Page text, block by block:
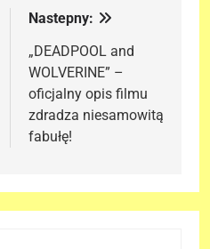
Nastepny:
„DEADPOOL and
WOLVERINE” –
oficjalny opis filmu
zdradza niesamowitą
fabułę!